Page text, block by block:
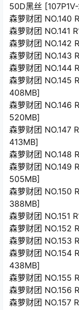
50D黑丝
森萝财团 NO.140
森萝财团 NO.141
森萝财团 NO.142
森萝财团 NO.143
森萝财团 NO.144
森萝财团 NO.145
408MB]
森萝财团 NO.146
520MB]
森萝财团 NO.147
413MB]
森萝财团 NO.148
森萝财团 NO.149
505MB]
森萝财团 NO.150
388MB]
森萝财团 NO.151
森萝财团 NO.152
森萝财团 NO.153
森萝财团 NO.154
438MB]
森萝财团 NO.155
森萝财团 NO.156
森萝财团 NO.157